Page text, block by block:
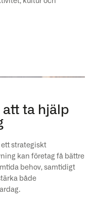
att ta hjälp
ett strategiskt
kan företag få bättre
behov, samtidigt
både